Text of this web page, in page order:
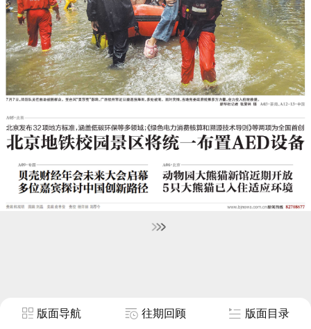
版面导航 往期回顾 版面目录